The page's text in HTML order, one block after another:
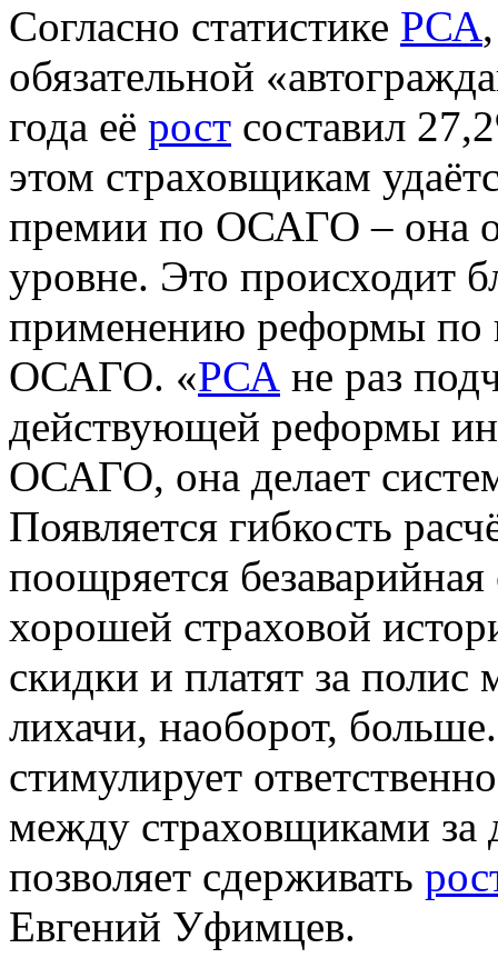
Согласно статистике РСА
обязательной
года её рост составил
этом страховщикам
премии по ОСАГО – она
уровне. Это происходит
применению реформы по
ОСАГО. «РСА не раз
действующей реформы
ОСАГО, она делает
Появляется гибкость
поощряется
хорошей страховой
скидки и платят за
лихачи, наоборот,
стимулирует
между страховщиками за
позволяет сдерживать
Евгений Уфимцев.